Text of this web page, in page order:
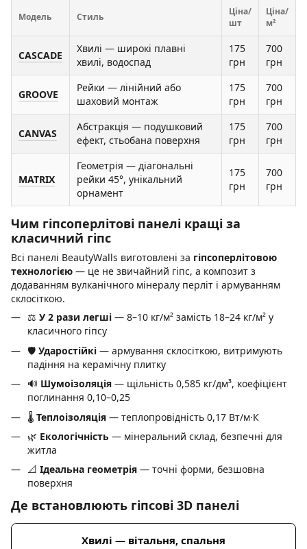
Модель Стиль
Ціна/
шт
Ціна/
м²
CASCADE
Хвилі — широкі плавні
хвилі, водоспад
175
грн
700
грн
GROOVE
Рейки — лінійний або
шаховий монтаж
175
грн
700
грн
CANVAS
Абстракція — подушковий
ефект, стьобана поверхня
175
грн
700
грн
MATRIX
Геометрія — діагональні
рейки 45°, унікальний
орнамент
175
грн
700
грн
Чим гіпсоперлітові панелі кращі за
класичний гіпс
Всі панелі BeautyWalls виготовлені за гіпсоперлітовою
технологією — це не звичайний гіпс, а композит з
додаванням вулканічного мінералу перліт і армуванням
склосіткою.
⚖️ У 2 рази легші — 8–10 кг/м² замість 18–24 кг/м² у
класичного гіпсу
🛡️ Ударостійкі — армування склосіткою, витримують
падіння на керамічну плитку
🔊 Шумоізоляція — щільність 0,585 кг/дм³, коефіцієнт
поглинання 0,10–0,25
🌡️ Теплоізоляція — теплопровідність 0,17 Вт/м·К
🌿 Екологічність — мінеральний склад, безпечні для
житла
📐 Ідеальна геометрія — точні форми, безшовна
поверхня
Де встановлюють гіпсові 3D панелі
Хвилі — вітальня, спальня